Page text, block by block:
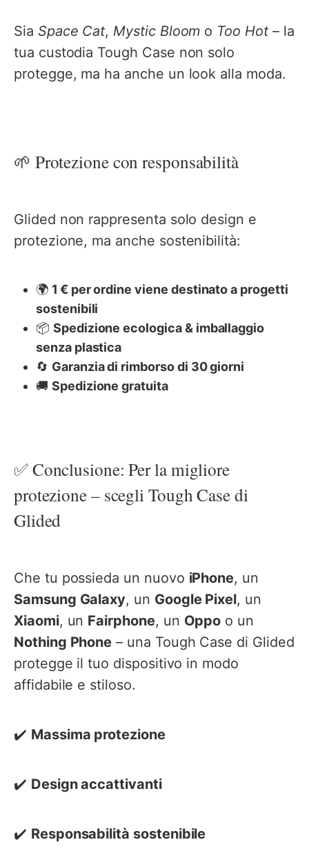
Sia Space Cat, Mystic Bloom o Too Hot– la
tua custodia Tough Case non solo
protegge, ma ha anche un look alla moda.
🌱 Protezione con responsabilità
Glided non rappresenta solo design e
protezione, ma anche sostenibilità:
🌍 1 € per ordine viene destinato a progetti
sostenibili
📦 Spedizione ecologica & imballaggio
senza plastica
🔄 Garanzia di rimborso di 30 giorni
🚚 Spedizione gratuita
✅ Conclusione: Per la migliore
protezione – scegli Tough Case di
Glided
Che tu possieda un nuovo iPhone, un
Samsung Galaxy, un Google Pixel, un
Xiaomi, un Fairphone, un Oppo o un
Nothing Phone – una Tough Case di Glided
protegge il tuo dispositivo in modo
affidabile e stiloso.
✔️ Massima protezione
✔️ Design accattivanti
✔️ Responsabilità sostenibile